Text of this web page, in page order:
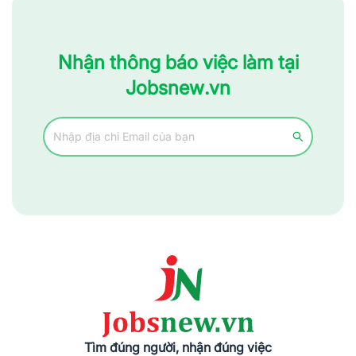
Nhận thông báo việc làm tại
Jobsnew.vn
Tìm đúng người, nhận đúng việc